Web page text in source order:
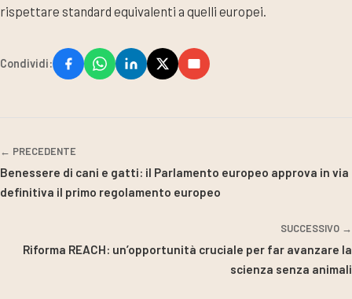
rispettare standard equivalenti a quelli europei.
Condividi:
← PRECEDENTE
Benessere di cani e gatti: il Parlamento europeo approva in via
definitiva il primo regolamento europeo
SUCCESSIVO →
Riforma REACH: un’opportunità cruciale per far avanzare la
scienza senza animali